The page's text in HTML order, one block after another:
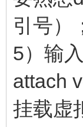
引号）
5）输
attach
挂载虚